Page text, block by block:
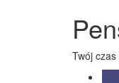
Twój